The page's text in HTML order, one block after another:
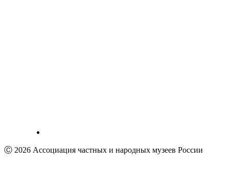
Ⓒ 2026 Ассоциация частных и народных музеев России